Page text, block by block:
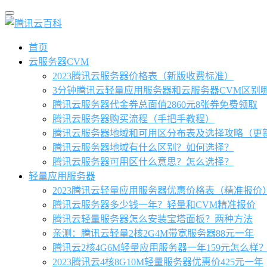
首页
云服务器CVM
2023腾讯云服务器价格表（新版收费标准）
3分钟腾讯云轻量应用服务器和云服务器CVM区别
腾讯云服务器代金券总面值2860元8张券免费领取
腾讯云服务器购买流程（手把手教程）
腾讯云服务器地域和可用区分布表及选择攻略（更
腾讯云服务器地域有什么区别？如何选择？
腾讯云服务器可用区什么意思？怎么选择？
轻量应用服务器
2023腾讯云轻量应用服务器优惠价格表（精准报价）
腾讯云服务器多少钱一年？轻量和CVM精准报价
腾讯云轻量服务器怎么安装宝塔面板？两种方法
亲测：腾讯云轻量2核2G4M带宽服务器88元一年
腾讯云2核4G6M轻量应用服务器一年159元怎么样？
2023腾讯云4核8G10M轻量服务器优惠价425元一年